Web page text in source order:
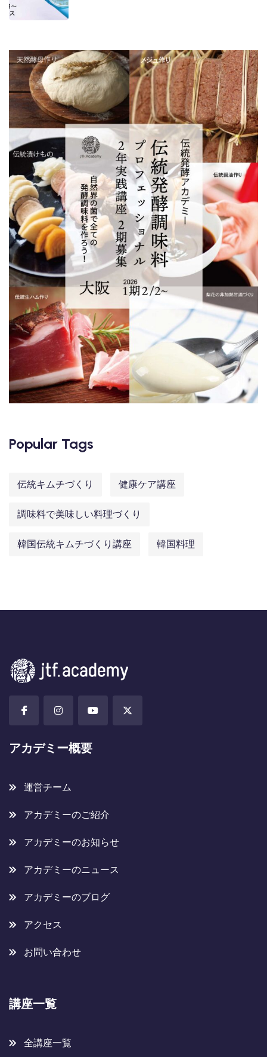
Popular Tags
伝統キムチづくり 健康ケア講座
調味料で美味しい料理づくり
韓国伝統キムチづくり講座 韓国料理
アカデミー概要
運営チーム
アカデミーのご紹介
アカデミーのお知らせ
アカデミーのニュース
アカデミーのブログ
アクセス
お問い合わせ
講座一覧
全講座一覧